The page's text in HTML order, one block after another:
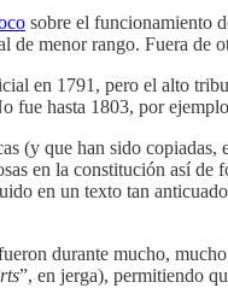
sobre el funcionamiento
menor rango. Fuera de
en 1791, pero el alto
fue hasta 1803, por
(y que han sido copiadas,
en la constitución así
en un texto tan
durante mucho,
”, en jerga), permitiendo